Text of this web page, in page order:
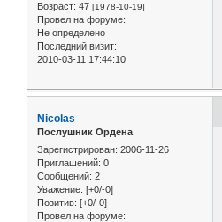
Возраст: 47 [1978-10-19]
Провел на форуме:
Не определено
Последний визит:
2010-03-11 17:44:10
Nicolas
Послушник Ордена
Зарегистрирован: 2006-11-26
Приглашений: 0
Сообщений: 2
Уважение: [+0/-0]
Позитив: [+0/-0]
Провел на форуме: